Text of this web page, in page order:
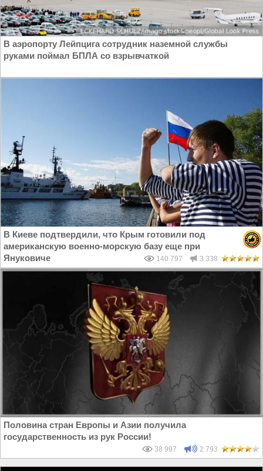
В аэропорту Лейпцига сотрудник наземной службы
руками поймал БПЛА со взрывчаткой
В Киеве подтвердили, что Крым готовили под
американскую военно-морскую базу еще при
Януковиче
140 797 3 338
Половина стран Европы и Азии получила
государственность из рук России!
38 997 2 793